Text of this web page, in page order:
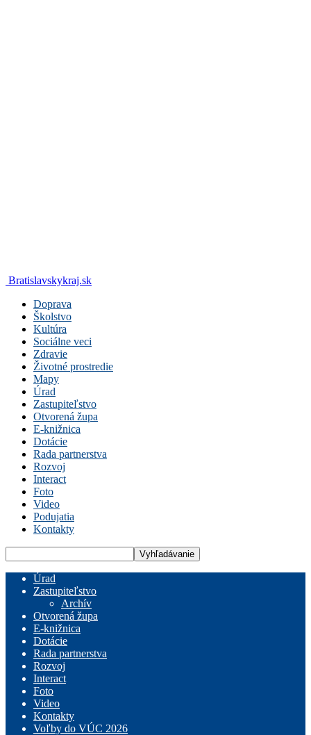
Bratislavskykraj.sk
Doprava
Školstvo
Kultúra
Sociálne veci
Zdravie
Životné prostredie
Mapy
Úrad
Zastupiteľstvo
Otvorená župa
E-knižnica
Dotácie
Rada partnerstva
Rozvoj
Interact
Foto
Video
Podujatia
Kontakty
Úrad
Zastupiteľstvo
Archív
Otvorená župa
E-knižnica
Dotácie
Rada partnerstva
Rozvoj
Interact
Foto
Video
Kontakty
Voľby do VÚC 2026